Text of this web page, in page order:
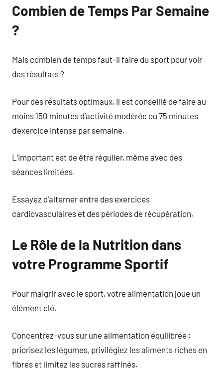
Combien de Temps Par Semaine
?
Mais combien de temps faut-il faire du sport pour voir
des résultats ?
Pour des résultats optimaux, il est conseillé de faire au
moins 150 minutes d’activité modérée ou 75 minutes
d’exercice intense par semaine.
L’important est de être régulier, même avec des
séances limitées.
Essayez d’alterner entre des exercices
cardiovasculaires et des périodes de récupération.
Le Rôle de la Nutrition dans
votre Programme Sportif
Pour maigrir avec le sport, votre alimentation joue un
élément clé.
Concentrez-vous sur une alimentation équilibrée :
priorisez les légumes, privilégiez les aliments riches en
fibres et limitez les sucres raffinés.